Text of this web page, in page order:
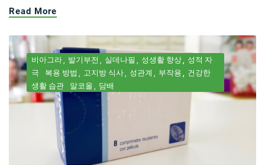
Read More
비아그라 발기부전 실데나필 성생활 향상
성적 자
극
복용 방법 고지방 식사 성관계 부작용
건강한
생활 습관
알코올 담배